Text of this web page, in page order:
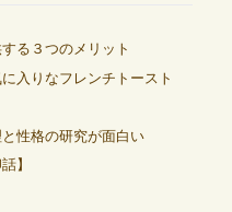
る３つのメリット
入りなフレンチトースト
性格の研究が面白い
】